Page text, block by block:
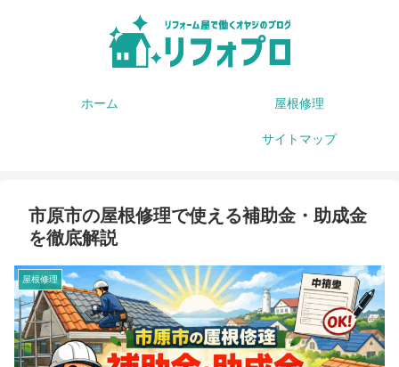
ホーム 屋根修理
サイトマップ
市原市の屋根修理で使える補助金・助成金
を徹底解説
屋根修理